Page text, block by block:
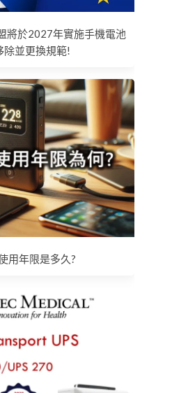
將於2027年實施手機電池
除並更換規範!
用年限是多久?